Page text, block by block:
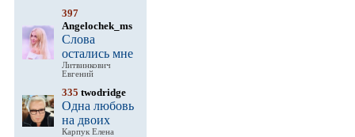
397
Angelochek_ms
Слова
остались мне
Литвинкович
Евгений
335 twodridge
Одна любовь
на двоих
Карпук Елена